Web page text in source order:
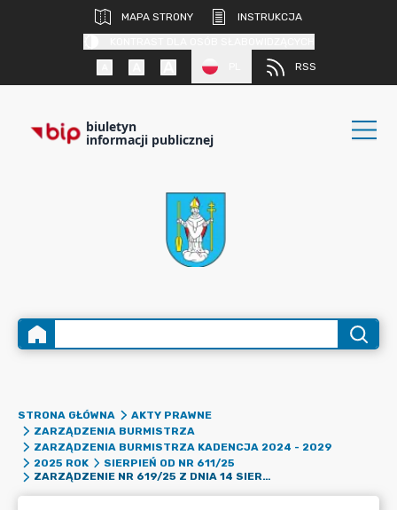
MAPA STRONY
INSTRUKCJA
RSS
biuletyn
informacji publicznej
STRONA GŁÓWNA
AKTY PRAWNE
ZARZĄDZENIA BURMISTRZA
ZARZĄDZENIA BURMISTRZA KADENCJA 2024 - 2029
2025 ROK
SIERPIEŃ OD NR 611/25
ZARZĄDZENIE NR 619/25 Z DNIA 14 SIERPNIA 2025 R. W SPRAWIE PRZYJĘCIA REGULAMINU NABORU ORAZ REALIZACJI PROJEKTU GRANTOWEGO WRAZ Z PODRĘCZNIKIEM DLA GRANTOBIORCY DLA PROJEKTU GRANTOWEGO PN.: „POPRAWA JAKOŚCI POWIETRZA POPRZEZ ZWIĘKSZENIE UDZIAŁU OZE W WYTWARZANIU ENERGII NA TERENIE GMINY RADZIONKÓW”, REALIZOWANEGO W RAMACH PROGRAMU FUNDUSZE EUROPEJSKIE DLA ŚLĄSKIEGO NA LATA 2021-2027 PRZEZ GMINĘ RADZIONKÓW